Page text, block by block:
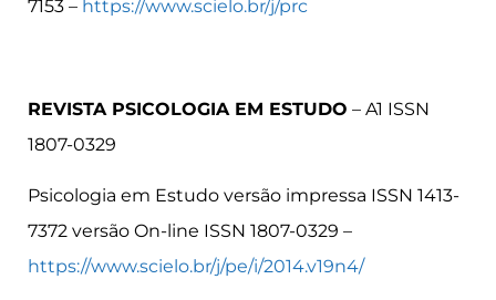
7153 – https://www.scielo.br/j/prc
REVISTA PSICOLOGIA EM ESTUDO – A1 ISSN
1807-0329
Psicologia em Estudo versão impressa ISSN 1413-
7372 versão On-line ISSN 1807-0329 –
https://www.scielo.br/j/pe/i/2014.v19n4/